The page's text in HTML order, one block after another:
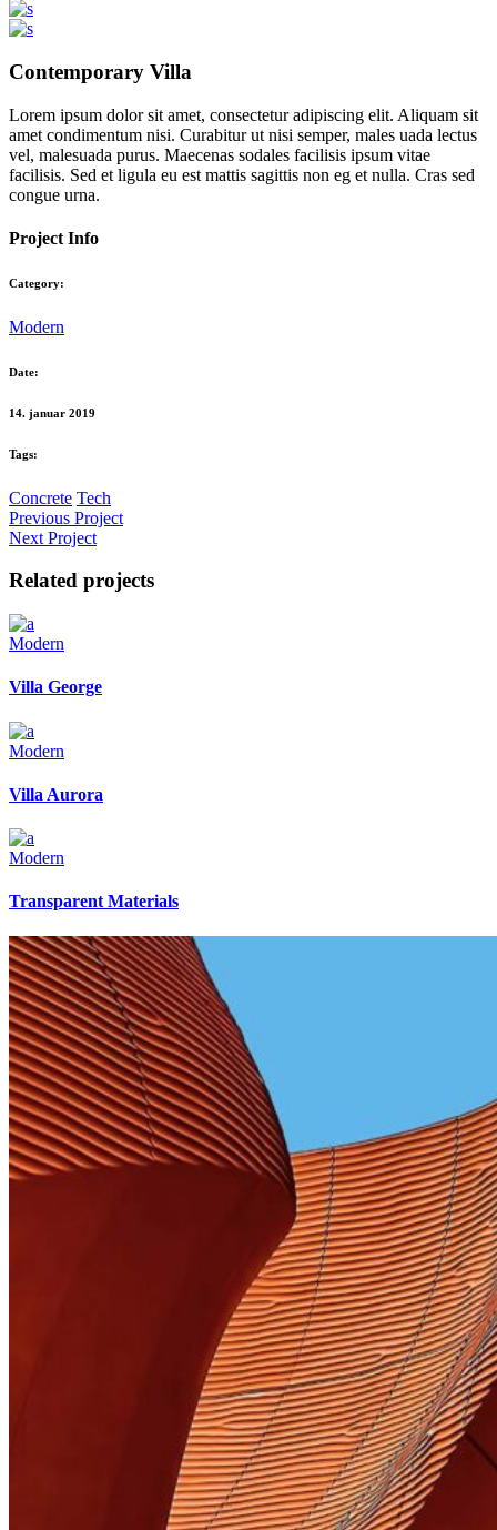
Contemporary Villa
Lorem ipsum dolor sit amet, consectetur adipiscing elit. Aliquam sit
amet condimentum nisi. Curabitur ut nisi semper, males uada lectus
vel, malesuada purus. Maecenas sodales facilisis ipsum vitae
facilisis. Sed et ligula eu est mattis sagittis non eg et nulla. Cras sed
congue urna.
Project Info
Category:
Modern
Date:
14. januar 2019
Tags:
Concrete Tech
Previous Project
Next Project
Related projects
Modern
Villa George
Modern
Villa Aurora
Modern
Transparent Materials